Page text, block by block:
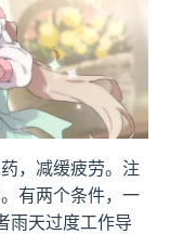
，减缓疲劳。注
有两个条件，一
雨天过度工作导